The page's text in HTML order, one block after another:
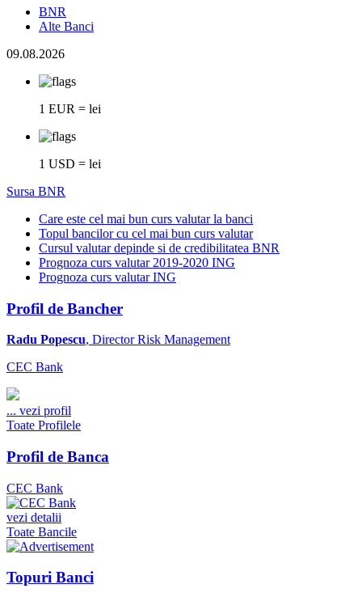
BNR
Alte Banci
09.08.2026
1 EUR = lei
1 USD = lei
Sursa BNR
Care este cel mai bun curs valutar la banci
Topul bancilor cu cel mai bun curs valutar
Cursul valutar depinde si de credibilitatea BNR
Prognoza curs valutar 2019-2020 ING
Prognoza curs valutar ING
Profil de Bancher
Radu Popescu, Director Risk Management
CEC Bank
... vezi profil
Toate Profilele
Profil de Banca
CEC Bank
vezi detalii
Toate Bancile
Topuri Banci